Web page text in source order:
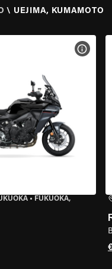
\ UEJIMA, KUMAMOTO
DE LA MOTO
• FUKUOKA,
VOIR